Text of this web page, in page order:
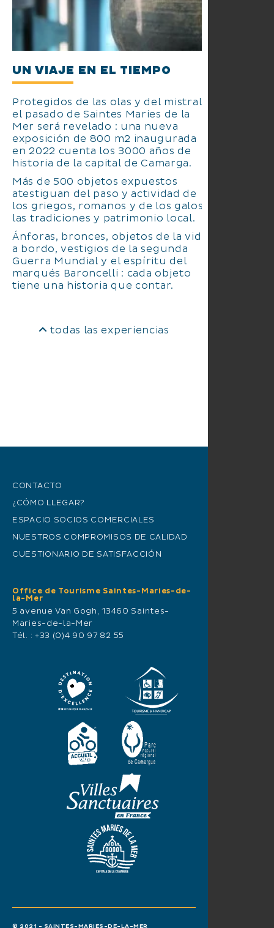
UN VIAJE EN EL TIEMPO
Protegidos de las olas y del mistral,
el pasado de Saintes Maries de la
Mer será revelado : una nueva
exposición de 800 m2 inaugurada
en 2022 cuenta los 3000 años de
historia de la capital de Camarga.
Más de 500 objetos expuestos
atestiguan del paso y actividad de
los griegos, romanos y de los galos,
las tradiciones y patrimonio local.
Ánforas, bronces, objetos de la vida
a bordo, vestigios de la segunda
Guerra Mundial y el espíritu del
marqués Baroncelli : cada objeto
tiene una historia que contar.
todas las experiencias
CONTACTO
¿CÓMO LLEGAR?
ESPACIO SOCIOS COMERCIALES
NUESTROS COMPROMISOS DE CALIDAD
CUESTIONARIO DE SATISFACCIÓN
Office de Tourisme Saintes-Maries-de-
la-Mer
5 avenue Van Gogh, 13460 Saintes-
Maries-de-la-Mer
Tél. : +33 (0)4 90 97 82 55
© 2021 - SAINTES-MARIES-DE-LA-MER